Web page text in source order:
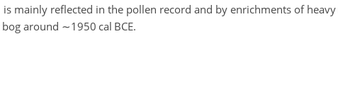
is mainly reflected in the pollen record and by enrichments of
around ∼1950 cal BCE.